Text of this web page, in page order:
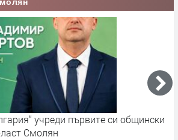
учреди първите си общински
Смолян